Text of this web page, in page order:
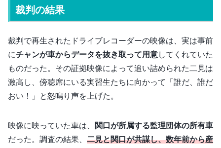
裁判の結果
裁判で再生されたドライブレコーダーの映像は、実は事前
にチャンが車からデータを抜き取って用意してくれていた
ものだった。その証拠映像によって追い詰められた二見は
激高し、傍聴席にいる実習生たちに向かって「誰だ、誰だ
おい！」と怒鳴り声を上げた。
映像に映っていた車は、
関口が所属する監理団体の所有車
だった。調査の結果、 二見と関口が共謀し、数年前から産